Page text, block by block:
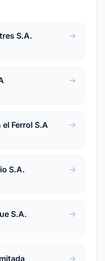
S.A.
Ferrol S.A
S.A.
S.A.